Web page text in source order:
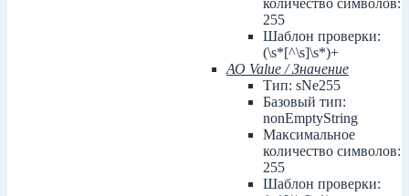
количество символов:
255
Шаблон проверки:
(\s*[^\s]\s*)+
АО Value / Значение
Тип: sNe255
Базовый тип:
nonEmptyString
Максимальное
количество символов:
255
Шаблон проверки: